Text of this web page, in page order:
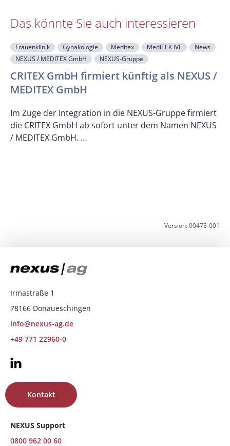
Das könnte Sie auch interessieren
Frauenklinik Gynäkologie Meditex MediTEX IVF
News
NEXUS / MEDITEX GmbH
NEXUS-Gruppe
CRITEX GmbH firmiert künftig als NEXUS /
MEDITEX GmbH
Im Zuge der Integration in die NEXUS-Gruppe firmiert
die CRITEX GmbH ab sofort unter dem Namen NEXUS
/ MEDITEX GmbH. …
Version: 00473-001
Irmastraße 1
78166 Donaueschingen
info@nexus-ag.de
+49 771 22960-0
NEXUS Support
0800 962 00 60
Kontakt